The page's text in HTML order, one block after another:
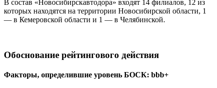
В состав «Новосибирскавтодора» входят 14 филиалов, 12 из
которых находятся на территории Новосибирской области, 1
— в Кемеровской области и 1 — в Челябинской.
Обоснование рейтингового действия
Факторы, определившие уровень БОСК: bbb+